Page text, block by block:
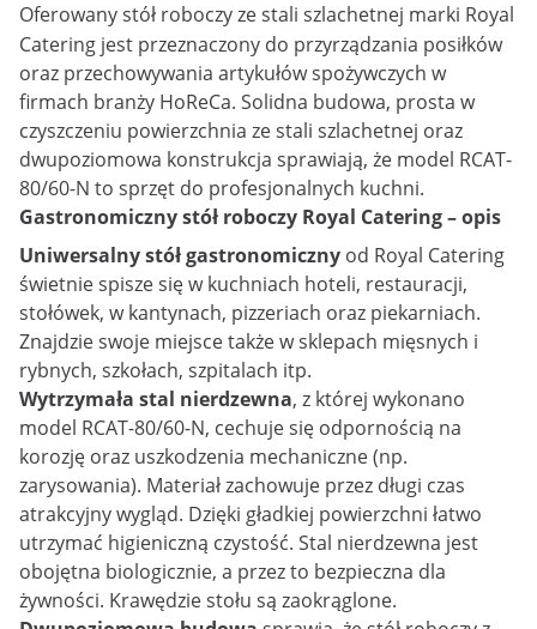
Oferowanystół roboczyze stali szlachetnej marki Royal
Catering jest przeznaczony do przyrządzania posiłków
oraz przechowywania artykułów spożywczych w
firmach branży HoReCa. Solidna budowa, prosta w
czyszczeniu powierzchnia ze stali szlachetnej oraz
dwupoziomowa konstrukcja sprawiają, że model RCAT-
80/60-N to sprzęt do profesjonalnych kuchni.
Gastronomiczny stół roboczy Royal Catering – opis
Uniwersalny stół gastronomiczny od Royal Catering
świetnie spisze się w kuchniach hoteli, restauracji,
stołówek, w kantynach, pizzeriach oraz piekarniach.
Znajdzie swoje miejsce także w sklepach mięsnych i
rybnych, szkołach, szpitalach itp.
Wytrzymała stal nierdzewna, z której wykonano
model RCAT-80/60-N, cechuje się odpornością na
korozję oraz uszkodzenia mechaniczne (np.
zarysowania). Materiał zachowuje przez długi czas
atrakcyjny wygląd. Dzięki gładkiej powierzchni łatwo
utrzymać higieniczną czystość. Stal nierdzewna jest
obojętna biologicznie, a przez to bezpieczna dla
żywności. Krawędzie stołu są zaokrąglone.